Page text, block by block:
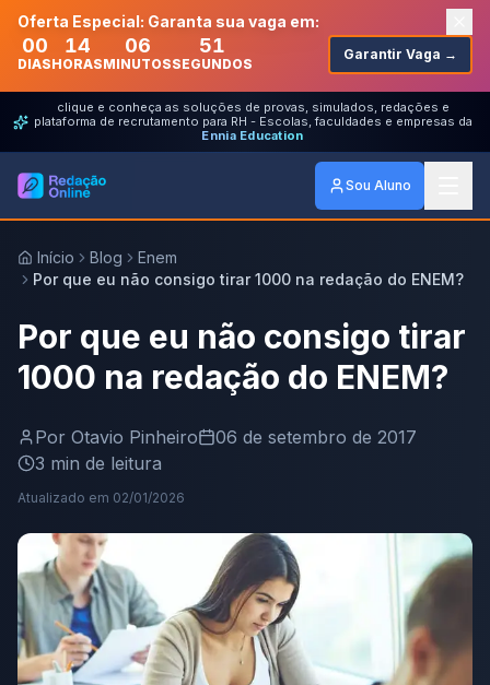
Oferta Especial: Garanta sua vaga em:
00
DIAS
14
HORAS
06
MINUTOS
51
SEGUNDOS
Garantir Vaga →
clique e conheça as soluções de provas, simulados, redações e
plataforma de recrutamento para RH - Escolas, faculdades e empresas da
Ennia Education
Sou Aluno
Início Blog
Enem
Por que eu não consigo tirar 1000 na redação do ENEM?
Por que eu não consigo tirar
1000 na redação do ENEM?
Por Otavio Pinheiro
06 de setembro de 2017
3 min de leitura
Atualizado em 02/01/2026